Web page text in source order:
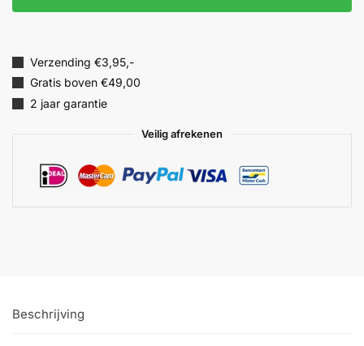
Verzending €3,95,-
Gratis boven €49,00
2 jaar garantie
Veilig afrekenen
Beschrijving